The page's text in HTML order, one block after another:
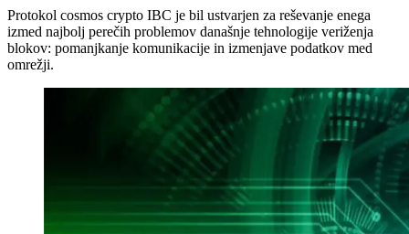
Protokol cosmos crypto IBC je bil ustvarjen za reševanje enega
izmed najbolj perečih problemov današnje tehnologije veriženja
blokov: pomanjkanje komunikacije in izmenjave podatkov med
omrežji.